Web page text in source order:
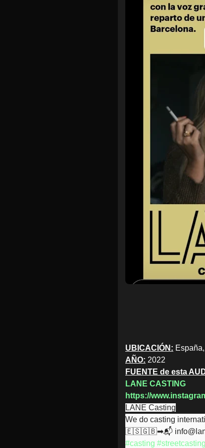
UBICACIÓN:
AÑO: 2022
FUENTE de esta
LANE CASTING
https://
LANE Casting
We do casting
🇪🇸🇬🇧➡📬
#casting #streetcasting